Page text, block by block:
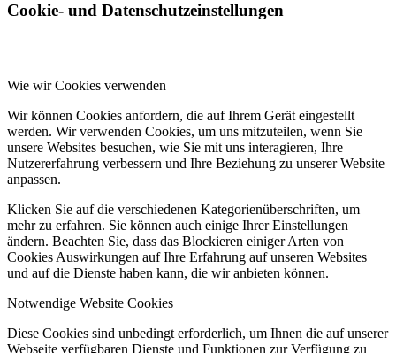
Cookie- und Datenschutzeinstellungen
Wie wir Cookies verwenden
Wir können Cookies anfordern, die auf Ihrem Gerät eingestellt
werden. Wir verwenden Cookies, um uns mitzuteilen, wenn Sie
unsere Websites besuchen, wie Sie mit uns interagieren, Ihre
Nutzererfahrung verbessern und Ihre Beziehung zu unserer Website
anpassen.
Klicken Sie auf die verschiedenen Kategorienüberschriften, um
mehr zu erfahren. Sie können auch einige Ihrer Einstellungen
ändern. Beachten Sie, dass das Blockieren einiger Arten von
Cookies Auswirkungen auf Ihre Erfahrung auf unseren Websites
und auf die Dienste haben kann, die wir anbieten können.
Notwendige Website Cookies
Diese Cookies sind unbedingt erforderlich, um Ihnen die auf unserer
Webseite verfügbaren Dienste und Funktionen zur Verfügung zu